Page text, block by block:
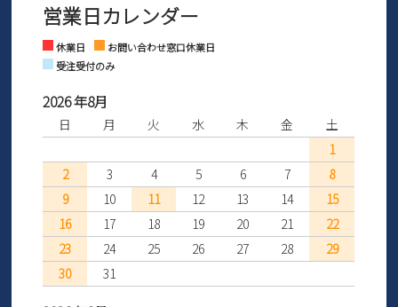
さい。
※土日祝はお問い合わせ窓口休業日となります。
Facebook Instagram
営業日カレンダー
休業日
お問い合わせ窓口休業日
受注受付のみ
2026 年8月
日 月 火 水 木 金
土
1
2
3 4 5 6 7
8
9
10 11 12 13 14
15
16
17 18 19 20 21
22
23
24 25 26 27 28
29
30
31